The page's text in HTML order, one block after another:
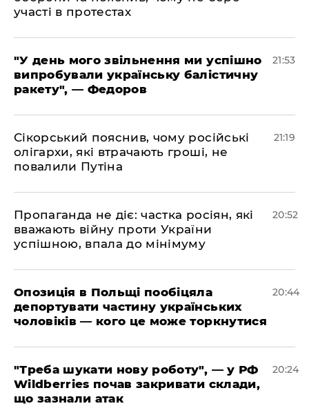
участі в протестах
​"У день мого звільнення ми успішно
випробували українську балістичну
ракету", — Федоров
21:53
​Сікорський пояснив, чому російські
олігархи, які втрачають гроші, не
повалили Путіна
21:19
​Пропаганда не діє: частка росіян, які
вважають війну проти України
успішною, впала до мінімуму
20:52
​Опозиція в Польщі пообіцяла
депортувати частину українських
чоловіків — кого це може торкнутися
20:44
​"Треба шукати нову роботу", — у РФ
Wildberries почав закривати склади,
що зазнали атак
20:24